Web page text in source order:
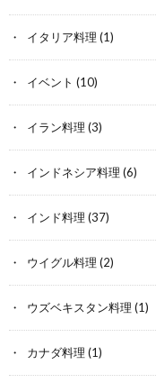
イタリア料理 (1)
イベント (10)
イラン料理 (3)
インドネシア料理 (6)
インド料理 (37)
ウイグル料理 (2)
ウズベキスタン料理 (1)
カナダ料理 (1)